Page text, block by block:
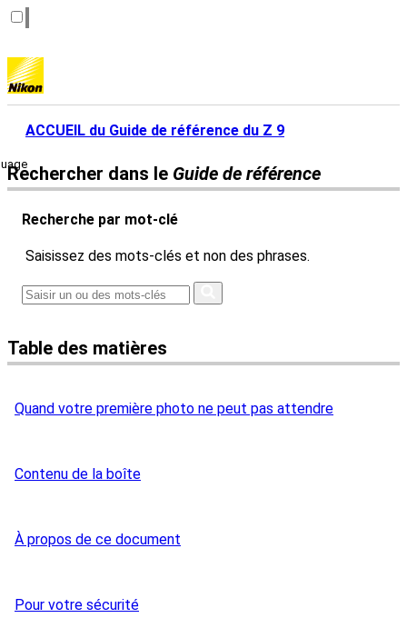
ACCUEIL du Guide de référence du Z 9
Rechercher dans le Guide de référence
Recherche par mot-clé
Saisissez des mots-clés et non des phrases.
Table des matières
Quand votre première photo ne peut pas attendre
Contenu de la boîte
À propos de ce document
Pour votre sécurité